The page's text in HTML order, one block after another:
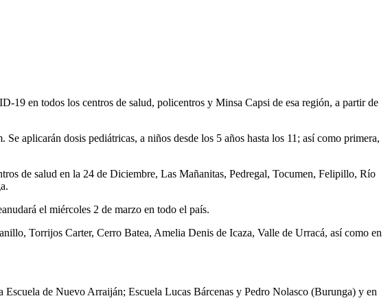
en todos los centros de salud, policentros y Minsa Capsi de esa región, a partir de
aplicarán dosis pediátricas, a niños desde los 5 años hasta los 11; así como primera,
de salud en la 24 de Diciembre, Las Mañanitas, Pedregal, Tocumen, Felipillo, Río
el miércoles 2 de marzo en todo el país.
Torrijos Carter, Cerro Batea, Amelia Denis de Icaza, Valle de Urracá, así como en
de Nuevo Arraiján; Escuela Lucas Bárcenas y Pedro Nolasco (Burunga) y en